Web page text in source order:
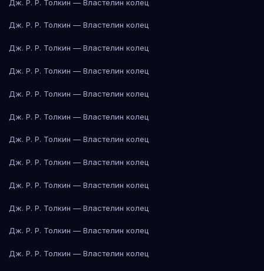
Дж. Р. Р. Толкин — Властелин колец
Дж. Р. Р. Толкин — Властелин колец
Дж. Р. Р. Толкин — Властелин колец
Дж. Р. Р. Толкин — Властелин колец
Дж. Р. Р. Толкин — Властелин колец
Дж. Р. Р. Толкин — Властелин колец
Дж. Р. Р. Толкин — Властелин колец
Дж. Р. Р. Толкин — Властелин колец
Дж. Р. Р. Толкин — Властелин колец
Дж. Р. Р. Толкин — Властелин колец
Дж. Р. Р. Толкин — Властелин колец
Дж. Р. Р. Толкин — Властелин колец